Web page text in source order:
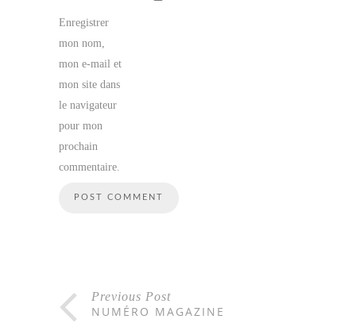
Enregistrer
mon nom,
mon e-mail et
mon site dans
le navigateur
pour mon
prochain
commentaire.
Previous Post
NUMÉRO MAGAZINE